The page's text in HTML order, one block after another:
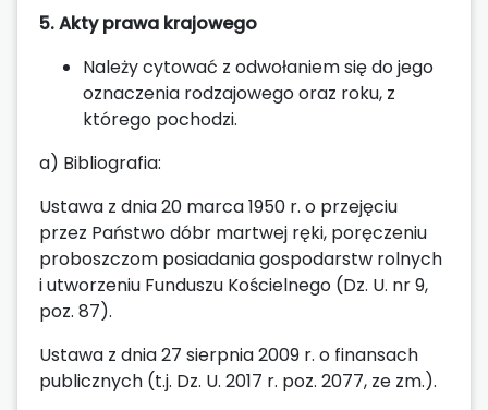
5. Akty prawa krajowego
Należy cytować z odwołaniem się do jego
oznaczenia rodzajowego oraz roku, z
którego pochodzi.
a) Bibliografia:
Ustawa z dnia 20 marca 1950 r. o przejęciu
przez Państwo dóbr martwej ręki, poręczeniu
proboszczom posiadania gospodarstw rolnych
i utworzeniu Funduszu Kościelnego (Dz. U. nr 9,
poz. 87).
Ustawa z dnia 27 sierpnia 2009 r. o finansach
publicznych (t.j. Dz. U. 2017 r. poz. 2077, ze zm.).